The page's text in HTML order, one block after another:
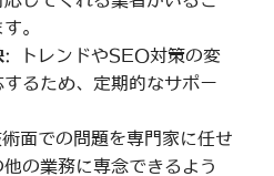
。
: トレンドやSEO対策の変
るため、定期的なサポー
面での問題を専門家に任せ
の業務に専念できるよう